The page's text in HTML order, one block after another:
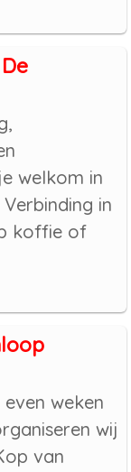
welkom in
in
koffie of
weken
wij
van